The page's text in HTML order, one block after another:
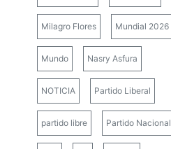
Milagro Flores Mundial 2026
Mundo Nasry Asfura
NOTICIA Partido Liberal
partido libre Partido Nacional